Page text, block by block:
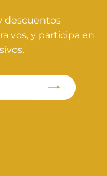
descuentos
vos, y participa en